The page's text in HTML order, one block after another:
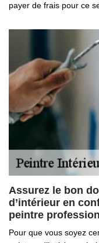
payer de frais pour ce
Assurez le bon
d’intérieur en
peintre
Pour que vous soyez